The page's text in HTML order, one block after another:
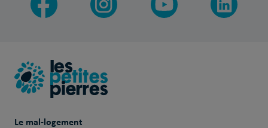
Le mal-logement